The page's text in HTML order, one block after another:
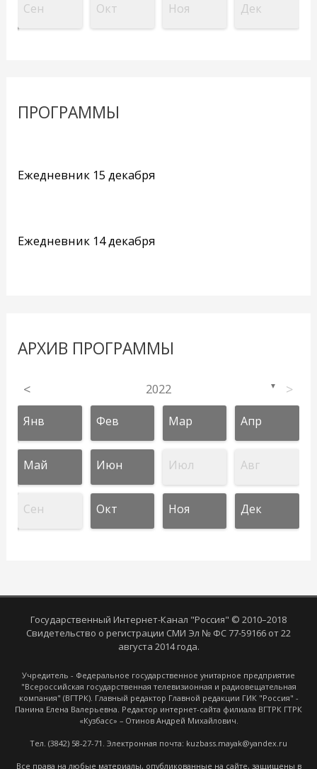
Сен Окт Ноя Дек
ПРОГРАММЫ
Ежедневник 15 декабря
Ежедневник 14 декабря
АРХИВ ПРОГРАММЫ
< 2022 ▼ >
Янв Фев Мар Апр
Май Июн Июл Авг
Сен Окт Ноя Дек
Государственный Интернет-Канал "Россия" © 2010–2018
Свидетельство о регистрации СМИ Эл № ФС 77-59166 от 22
августа 2014 года.
Учредитель - Федеральное государственное унитарное предприятие
"Всероссийская государственная телевизионная и радиовещательная
компания" (ВГТРК). Главный редактор Главной редакции ГИК "Россия" -
Панина Елена Валерьевна. Редактор интернет-сайта филиала ВГТРК ГТРК
«Кузбасс» – Отинов Андрей Михайлович.
Тел. (3842) 58-27-71. Электронная почта: kuzbass.mayak@yandex.ru
Все права на любые материалы, опубликованные на сайте, защищены в